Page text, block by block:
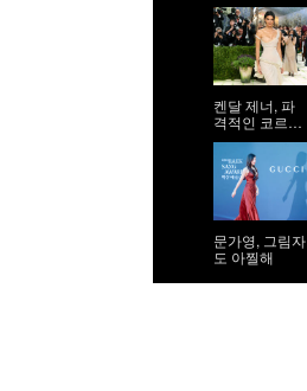
켄달 제너, 파
격적인 코르셋
시스루 드레스
문가영, 그림자
도 아찔해